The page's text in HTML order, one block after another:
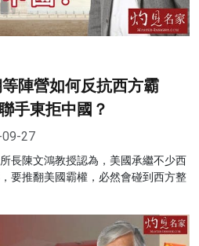
陣營如何反抗西方霸
手東拒中國？
27
長陳文鴻教授認為，美國承繼不少西
要推翻美國霸權，必然會碰到西方整